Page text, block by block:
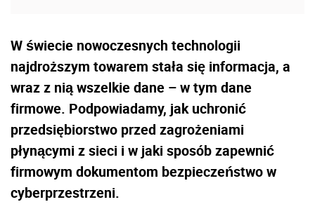
W świecie nowoczesnych technologii
najdroższym towarem stała się informacja, a
wraz z nią wszelkie dane – w tym dane
firmowe. Podpowiadamy, jak uchronić
przedsiębiorstwo przed zagrożeniami
płynącymi z sieci i w jaki sposób zapewnić
firmowym dokumentom bezpieczeństwo w
cyberprzestrzeni.